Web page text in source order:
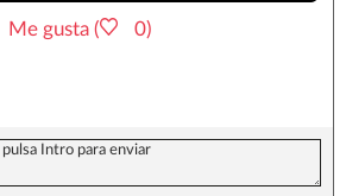
Me gusta ( 0)